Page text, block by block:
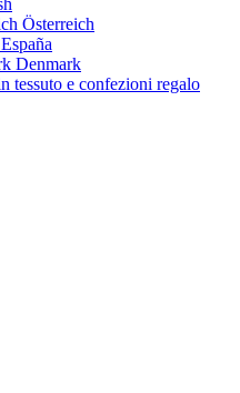
Österreich
España
Denmark